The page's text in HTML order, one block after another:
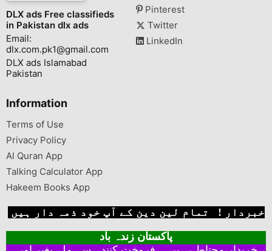
DLX ads Free classifieds
in Pakistan dlx ads
Email:
dlx.com.pk1@gmail.com
DLX ads Islamabad
Pakistan
Pinterest
Twitter
LinkedIn
Information
Terms of Use
Privacy Policy
Al Quran App
Talking Calculator App
Hakeem Books App
خبردار ! تمام لین دین کے آپ خود ذمہ دار ہیں
پاکستان زندہ باد